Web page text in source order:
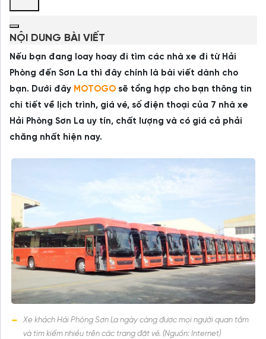
NỘI DUNG BÀI VIẾT
Nếu bạn đang loay hoay đi tìm các nhà xe đi từ Hải
Phòng đến Sơn La thì đây chính là bài viết dành cho
bạn. Dưới đây MOTOGO sẽ tổng hợp cho bạn thông tin
chi tiết về lịch trình, giá vé, số điện thoại của 7 nhà xe
Hải Phòng Sơn La uy tín, chất lượng và có giá cả phải
chăng nhất hiện nay.
Xe khách Hải Phòng Sơn La ngày càng được mọi người quan tâm
và tìm kiếm nhiều trên các trang đặt vé. (Nguồn: Internet)